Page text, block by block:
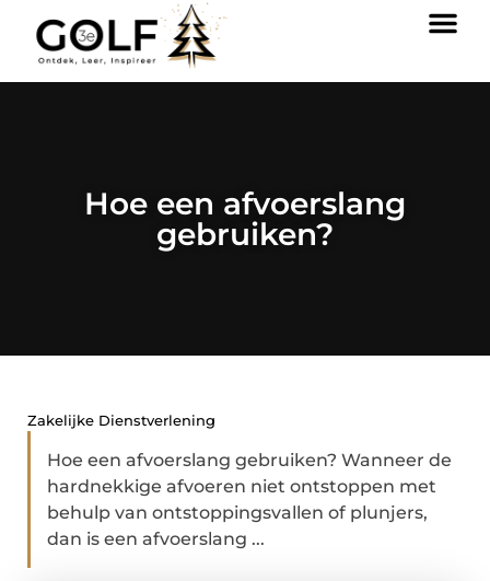
Hoe een afvoerslang
gebruiken?
Zakelijke Dienstverlening
Hoe een afvoerslang gebruiken? Wanneer de
hardnekkige afvoeren niet ontstoppen met
behulp van ontstoppingsvallen of plunjers,
dan is een afvoerslang ...